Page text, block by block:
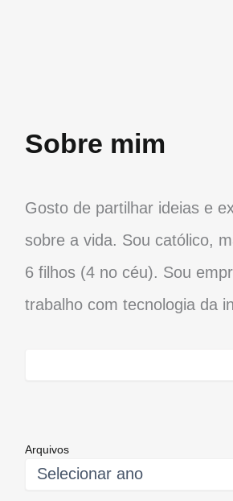
Sobre mim
Gosto de partilhar ideias e
sobre a vida. Sou católico,
6 filhos (4 no céu). Sou
trabalho com tecnologia da
Arquivos